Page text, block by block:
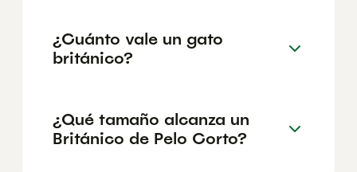
¿Cuánto vale un gato
británico?
¿Qué tamaño alcanza un
Británico de Pelo Corto?